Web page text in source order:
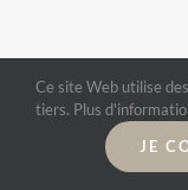
Ce site Web utilise
tiers. Plus
JE